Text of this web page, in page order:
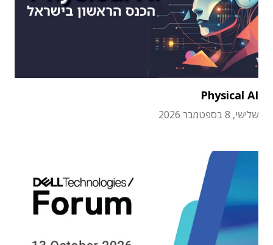
Physical AI
שלישי, 8 בספטמבר 2026